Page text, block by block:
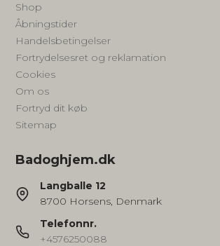
Shop
Åbningstider
Handelsbetingelser
Fortrydelsesret og reklamation
Cookies
Om os
Fortryd dit køb
Sitemap
Badoghjem.dk
Langballe 12
8700 Horsens, Denmark
Telefonnr.
+4576250088